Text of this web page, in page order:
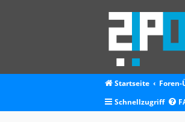
Startseite
Schnellzugriff